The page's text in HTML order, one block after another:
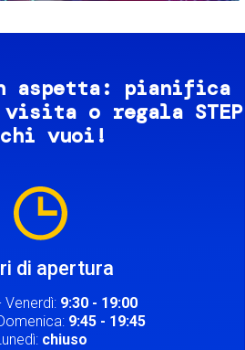
aspetta: pianifica
o regala STEP
vuoi!
di apertura
Venerdì: 9:30 - 19:00
9:45 - 19:45
chiuso